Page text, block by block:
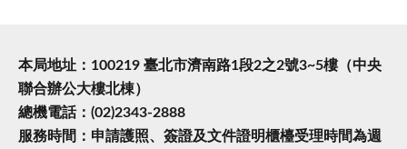
本局地址：100219 臺北市濟南路1段2之2號3~5樓（中央
聯合辦公大樓北棟）
總機電話：(02)2343-2888
服務時間：申請護照、簽證及文件證明櫃檯受理時間為週